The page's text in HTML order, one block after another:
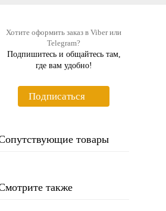
Хотите оформить заказ в Viber или
Telegram?
Подпишитесь и общайтесь там,
где вам удобно!
Подписаться
товары
также